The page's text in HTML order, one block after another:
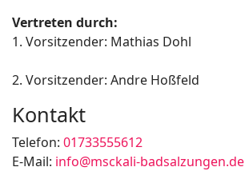
Vertreten durch:
1. Vorsitzender: Mathias Dohl
2. Vorsitzender: Andre Hoßfeld
Kontakt
Telefon: 01733555612
E-Mail: info@msckali-badsalzungen.de